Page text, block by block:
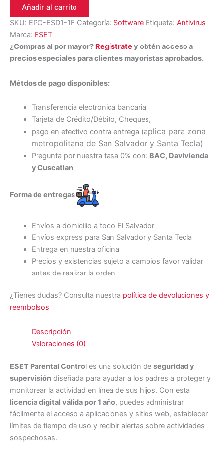
Añadir al carrito
SKU: EPC-ESD1-1F Categoría: Software Etiqueta: Antivirus
Marca: ESET
¿Compras al por mayor? Regístrate y obtén acceso a
precios especiales para clientes mayoristas aprobados.
Métdos de pago disponibles:
Transferencia electronica bancaria,
Tarjeta de Crédito/Débito, Cheques,
pago en efectivo contra entrega (aplica para zona
metropolitana de San Salvador y Santa Tecla)
Pregunta por nuestra tasa 0% con: BAC, Davivienda
y Cuscatlan
Forma de entregas
Envíos a domicilio a todo El Salvador
Envíos express para San Salvador y Santa Tecla
Entrega en nuestra oficina
Precios y existencias sujeto a cambios favor validar
antes de realizar la orden
¿Tienes dudas? Consulta nuestra política de devoluciones y
reembolsos
Descripción
Valoraciones (0)
ESET Parental Control es una solución de seguridad y
supervisión diseñada para ayudar a los padres a proteger y
monitorear la actividad en línea de sus hijos. Con esta
licencia digital válida por 1 año, puedes administrar
fácilmente el acceso a aplicaciones y sitios web, establecer
límites de tiempo de uso y recibir alertas sobre actividades
sospechosas.